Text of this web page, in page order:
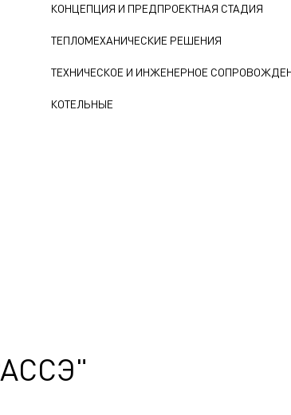
КОНЦЕПЦИЯ И ПРЕДПРОЕКТНАЯ СТАДИЯ
ТЕПЛОМЕХАНИЧЕСКИЕ РЕШЕНИЯ
ТЕХНИЧЕСКОЕ И ИНЖЕНЕРНОЕ
КОТЕЛЬНЫЕ